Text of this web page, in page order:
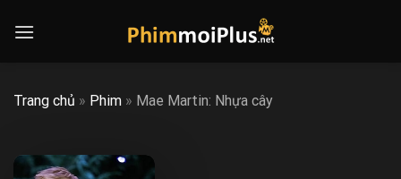
Trang chủ » Phim » Mae Martin: Nhựa cây